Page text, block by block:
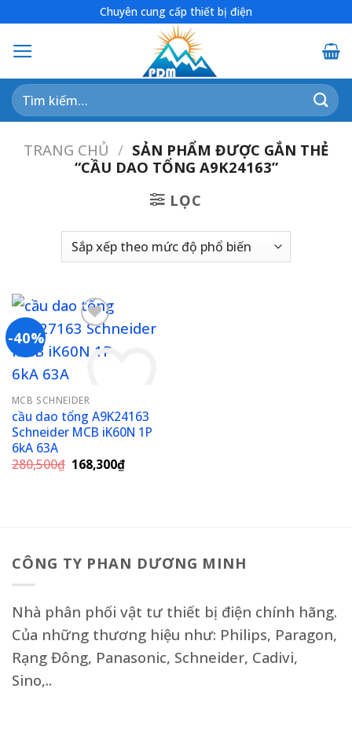
content
Chuyên cung cấp thiết bị điện
Tìm
kiếm:
TRANG CHỦ / SẢN PHẨM ĐƯỢC GẮN THẺ
“CẦU DAO TỔNG A9K24163”
LỌC
-40%
Add to wishlist
MCB SCHNEIDER
cầu dao tổng A9K24163
Schneider MCB iK60N 1P
6kA 63A
280,500₫ Giá
168,300₫Giá
CÔNG TY PHAN DƯƠNG MINH
Nhà phân phối vật tư thiết bị điện chính hãng.
Của những thương hiệu như: Philips, Paragon,
Rạng Đông, Panasonic, Schneider, Cadivi,
Sino,..